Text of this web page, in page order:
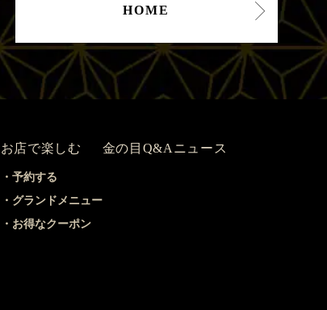
HOME
お店で楽しむ
予約する
グランドメニュー
お得なクーポン
金の目Q&A ニュース